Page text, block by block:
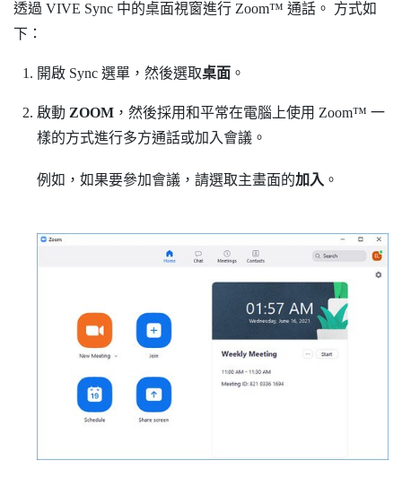
透過 VIVE Sync 中的桌面視窗進行 Zoom™ 通話。 方式如
下：
開啟 Sync 選單，然後選取桌面。
啟動 ZOOM，然後採用和平常在電腦上使用 Zoom™ 一
樣的方式進行多方通話或加入會議。
例如，如果要參加會議，請選取主畫面的加入 。